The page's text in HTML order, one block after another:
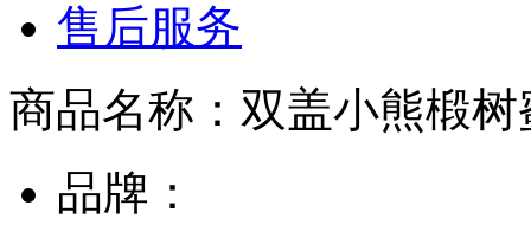
售后服务
商品名称： 双盖小熊椴树
品牌：